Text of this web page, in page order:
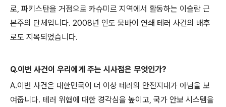
로, 파키스탄을 거점으로 카슈미르 지역에서 활동하는 이슬람 근
본주의 단체입니다. 2008년 인도 뭄바이 연쇄 테러 사건의 배후
로도 지목되었습니다.
Q.이번 사건이 우리에게 주는 시사점은 무엇인가?
A.이번 사건은 대한민국이 더 이상 테러의 안전지대가 아님을 보
여줍니다. 테러 위협에 대한 경각심을 높이고, 국가 안보 시스템을